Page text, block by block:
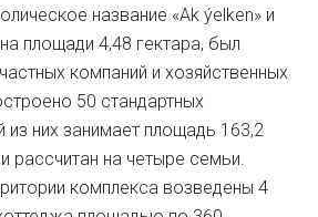
название «Ak ýelken» и
площади 4,48 гектара, был
компаний и хозяйственных
50 стандартных
них занимает площадь 163,2
рассчитан на четыре семьи.
комплекса возведены 4